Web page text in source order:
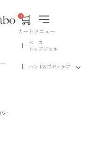
カート
0
メニュー
ベース
トップジェル
ハンド&ボディケア
-